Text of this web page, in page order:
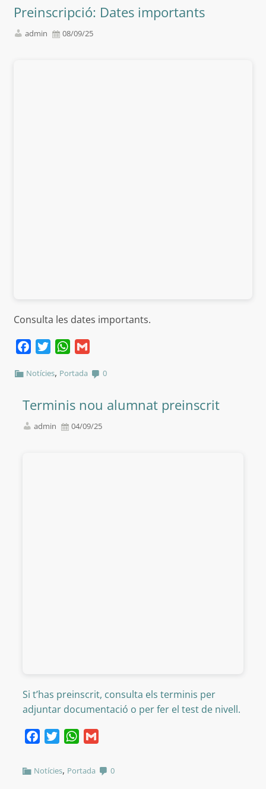
Preinscripció: Dates importants
admin 08/09/25
Consulta les dates importants.
FacebookTwitterWhatsApp
Notícies, Portada 0
Terminis nou alumnat preinscrit
admin 04/09/25
Si t’has preinscrit, consulta els terminis per
adjuntar documentació o per fer el test de nivell.
FacebookTwitterWhatsApp
Notícies, Portada 0